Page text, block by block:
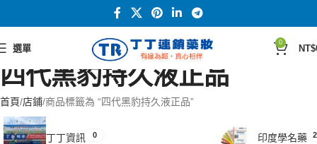
選單
0
NT$
四代黑豹持久液正品
首頁 店鋪 商品標籤為 “四代黑豹持久液正品”
丁丁資訊 0 印度學名藥